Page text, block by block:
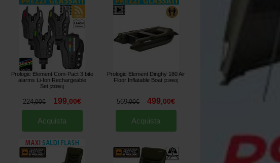
Prologic Element Com-Pact 3 bite
alarms Li-Ion Rechargeable
Set [203961]
224,00€ 199,00€
Acquista
Prologic Element Dinghy 180 Air
Floor Inflatable Boat [219963]
569,00€ 499,00€
Acquista